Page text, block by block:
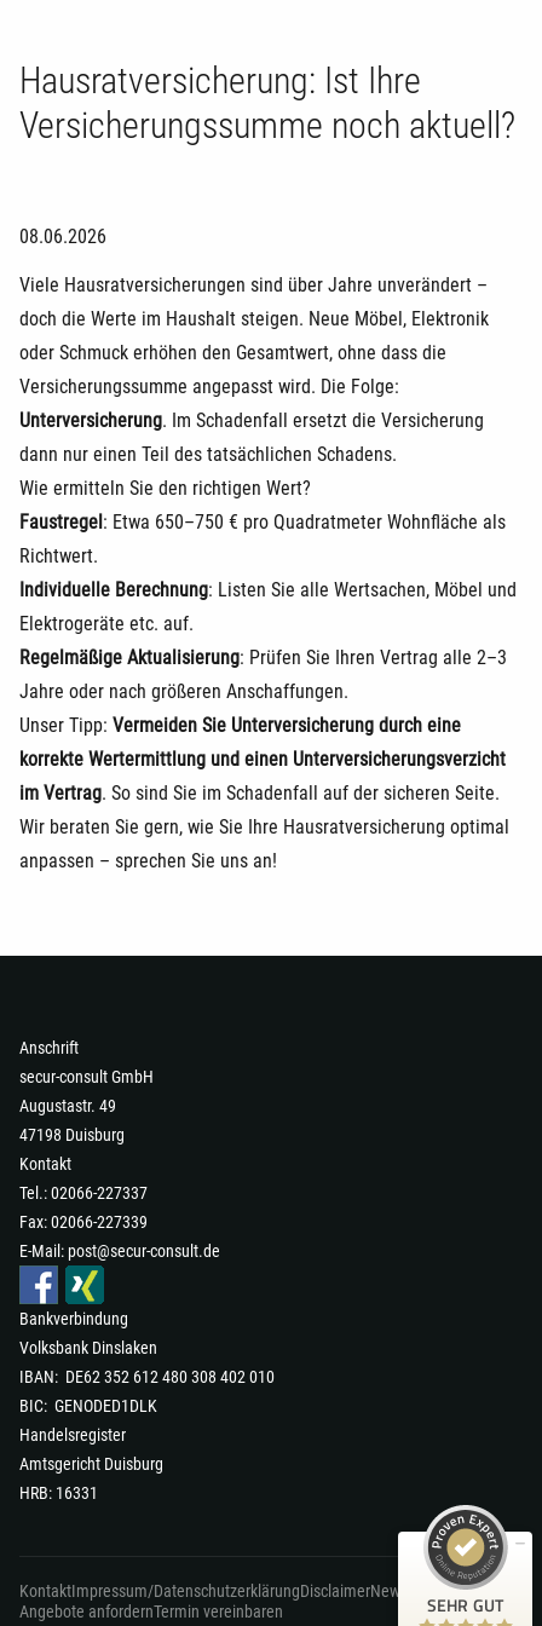
Hausratversicherung: Ist Ihre
Versicherungssumme noch aktuell?
08.06.2026
Viele Hausratversicherungen sind über Jahre unverändert –
doch die Werte im Haushalt steigen. Neue Möbel, Elektronik
oder Schmuck erhöhen den Gesamtwert, ohne dass die
Versicherungssumme angepasst wird. Die Folge:
Unterversicherung. Im Schadenfall ersetzt die Versicherung
dann nur einen Teil des tatsächlichen Schadens.
Wie ermitteln Sie den richtigen Wert?
Faustregel: Etwa 650–750 € pro Quadratmeter Wohnfläche als
Richtwert.
Individuelle Berechnung: Listen Sie alle Wertsachen, Möbel und
Elektrogeräte etc. auf.
Regelmäßige Aktualisierung: Prüfen Sie Ihren Vertrag alle 2–3
Jahre oder nach größeren Anschaffungen.
Unser Tipp: Vermeiden Sie Unterversicherung durch eine
korrekte Wertermittlung und einen Unterversicherungsverzicht
im Vertrag. So sind Sie im Schadenfall auf der sicheren Seite.
Wir beraten Sie gern, wie Sie Ihre Hausratversicherung optimal
anpassen – sprechen Sie uns an!
Anschrift
secur-consult GmbH
Augustastr. 49
47198 Duisburg
Kontakt
Tel.: 02066-227337
Fax: 02066-227339
E-Mail: post@secur-consult.de
Bankverbindung
Volksbank Dinslaken
IBAN: DE62 352 612 480 308 402 010
BIC: GENODED1DLK
Handelsregister
Amtsgericht Duisburg
HRB: 16331
KontaktImpressum/DatenschutzerklärungDisclaimerNews
Angebote anfordernTermin vereinbaren SEHR GUT
Kundenbewertungen und Erfahrungen zu
87
Bewertungen auf
ProvenExpert.com
Bewertungen von 1
anderen Quelle